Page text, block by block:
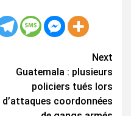
Next
Guatemala : plusieurs
policiers tués lors
d’attaques coordonnées